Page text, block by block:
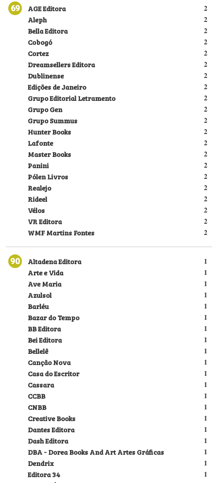
69 2
AGE Editora
2
Aleph
2
Bella Editora
2
Cobogó
2
Cortez
2
Dreamsellers Editora
2
Dublinense
2
Edições de Janeiro
2
Grupo Editorial Letramento
2
Grupo Gen
2
Grupo Summus
2
Hunter Books
2
Lafonte
2
Master Books
2
Panini
2
Pólen Livros
2
Realejo
2
Rideel
2
Vélos
2
VR Editora
2
WMF Martins Fontes
90 1
Altadena Editora
1
Arte e Vida
1
Ave Maria
1
Azulsol
1
Barléu
1
Bazar do Tempo
1
BB Editora
1
Bei Editora
1
Bellelê
1
Canção Nova
1
Casa do Escritor
1
Cassara
1
CCBB
1
CNBB
1
Creative Books
1
Dantes Editora
1
Dash Editora
1
DBA - Dorea Books And Art Artes Gráficas
1
Dendrix
1
Editora 34